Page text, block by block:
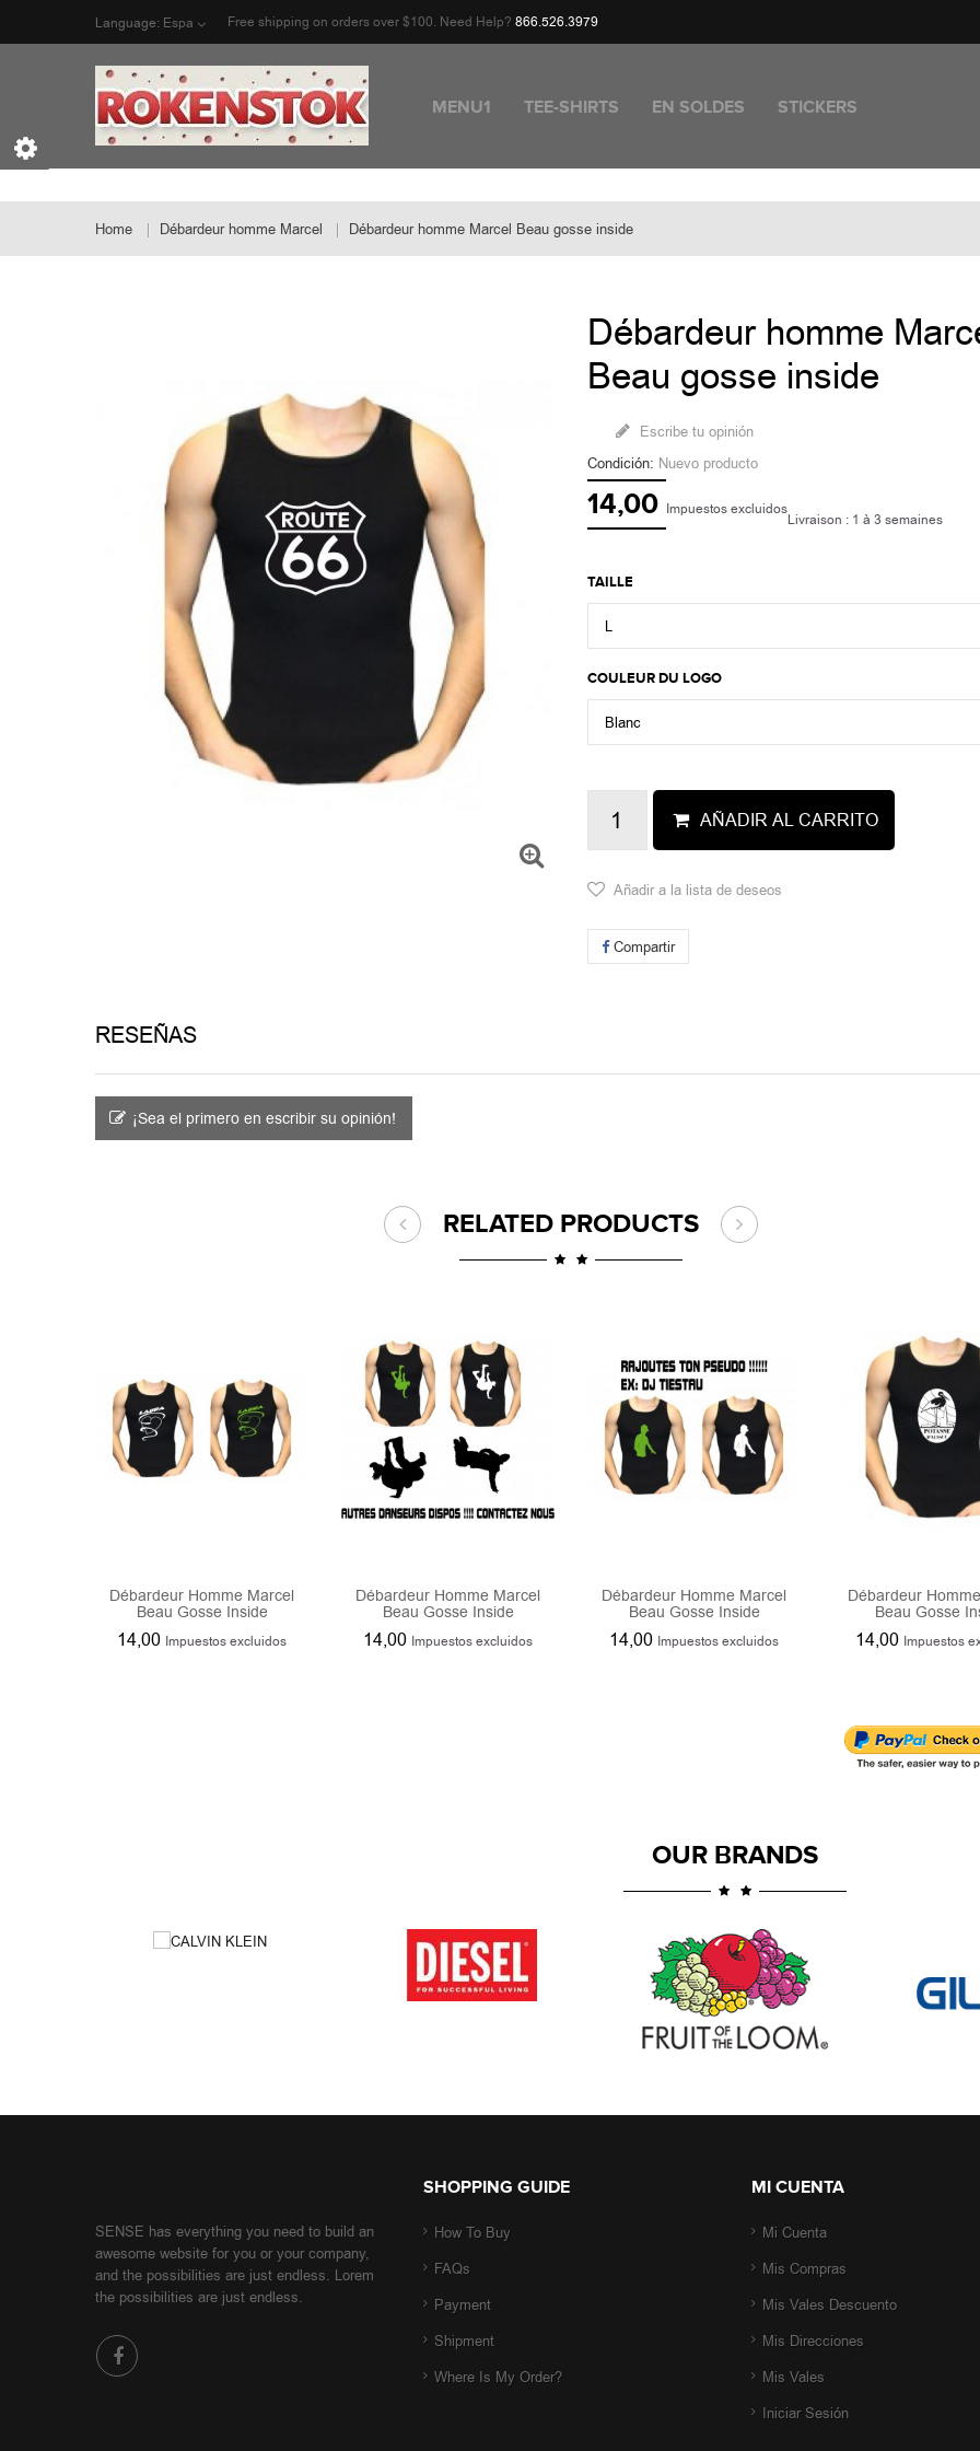
Language: Espa Free shipping on orders over $100. Need Help? 866.526.3979
MENU1 TEE-SHIRTS EN SOLDES STICKERS
Home Débardeur homme Marcel Débardeur homme Marcel Beau gosse inside
Débardeur homme
Beau gosse inside
Escribe tu opinión
Condición: Nuevo producto
14,00 Impuestos excluidos
Livraison : 1 à 3 semaines
TAILLE
L
COULEUR DU LOGO
Blanc
AÑADIR AL CARRITO
Añadir a la lista de deseos
Compartir
RESEÑAS
¡Sea el primero en escribir su opinión!
RELATED PRODUCTS
Débardeur Homme Marcel
Beau Gosse Inside
14,00 Impuestos excluidos
Débardeur Homme Marcel
Beau Gosse Inside
14,00 Impuestos excluidos
Débardeur Homme Marcel
Beau Gosse Inside
14,00 Impuestos excluidos
Débardeur
Beau Gosse
14,00 Impuestos
OUR BRANDS
SENSE has everything you need to build an
awesome website for you or your company,
and the possibilities are just endless. Lorem
the possibilities are just endless.
SHOPPING GUIDE
How To Buy
FAQs
Payment
Shipment
Where Is My Order?
MI CUENTA
Mi Cuenta
Mis Compras
Mis Vales Descuento
Mis Direcciones
Mis Vales
Iniciar Sesión